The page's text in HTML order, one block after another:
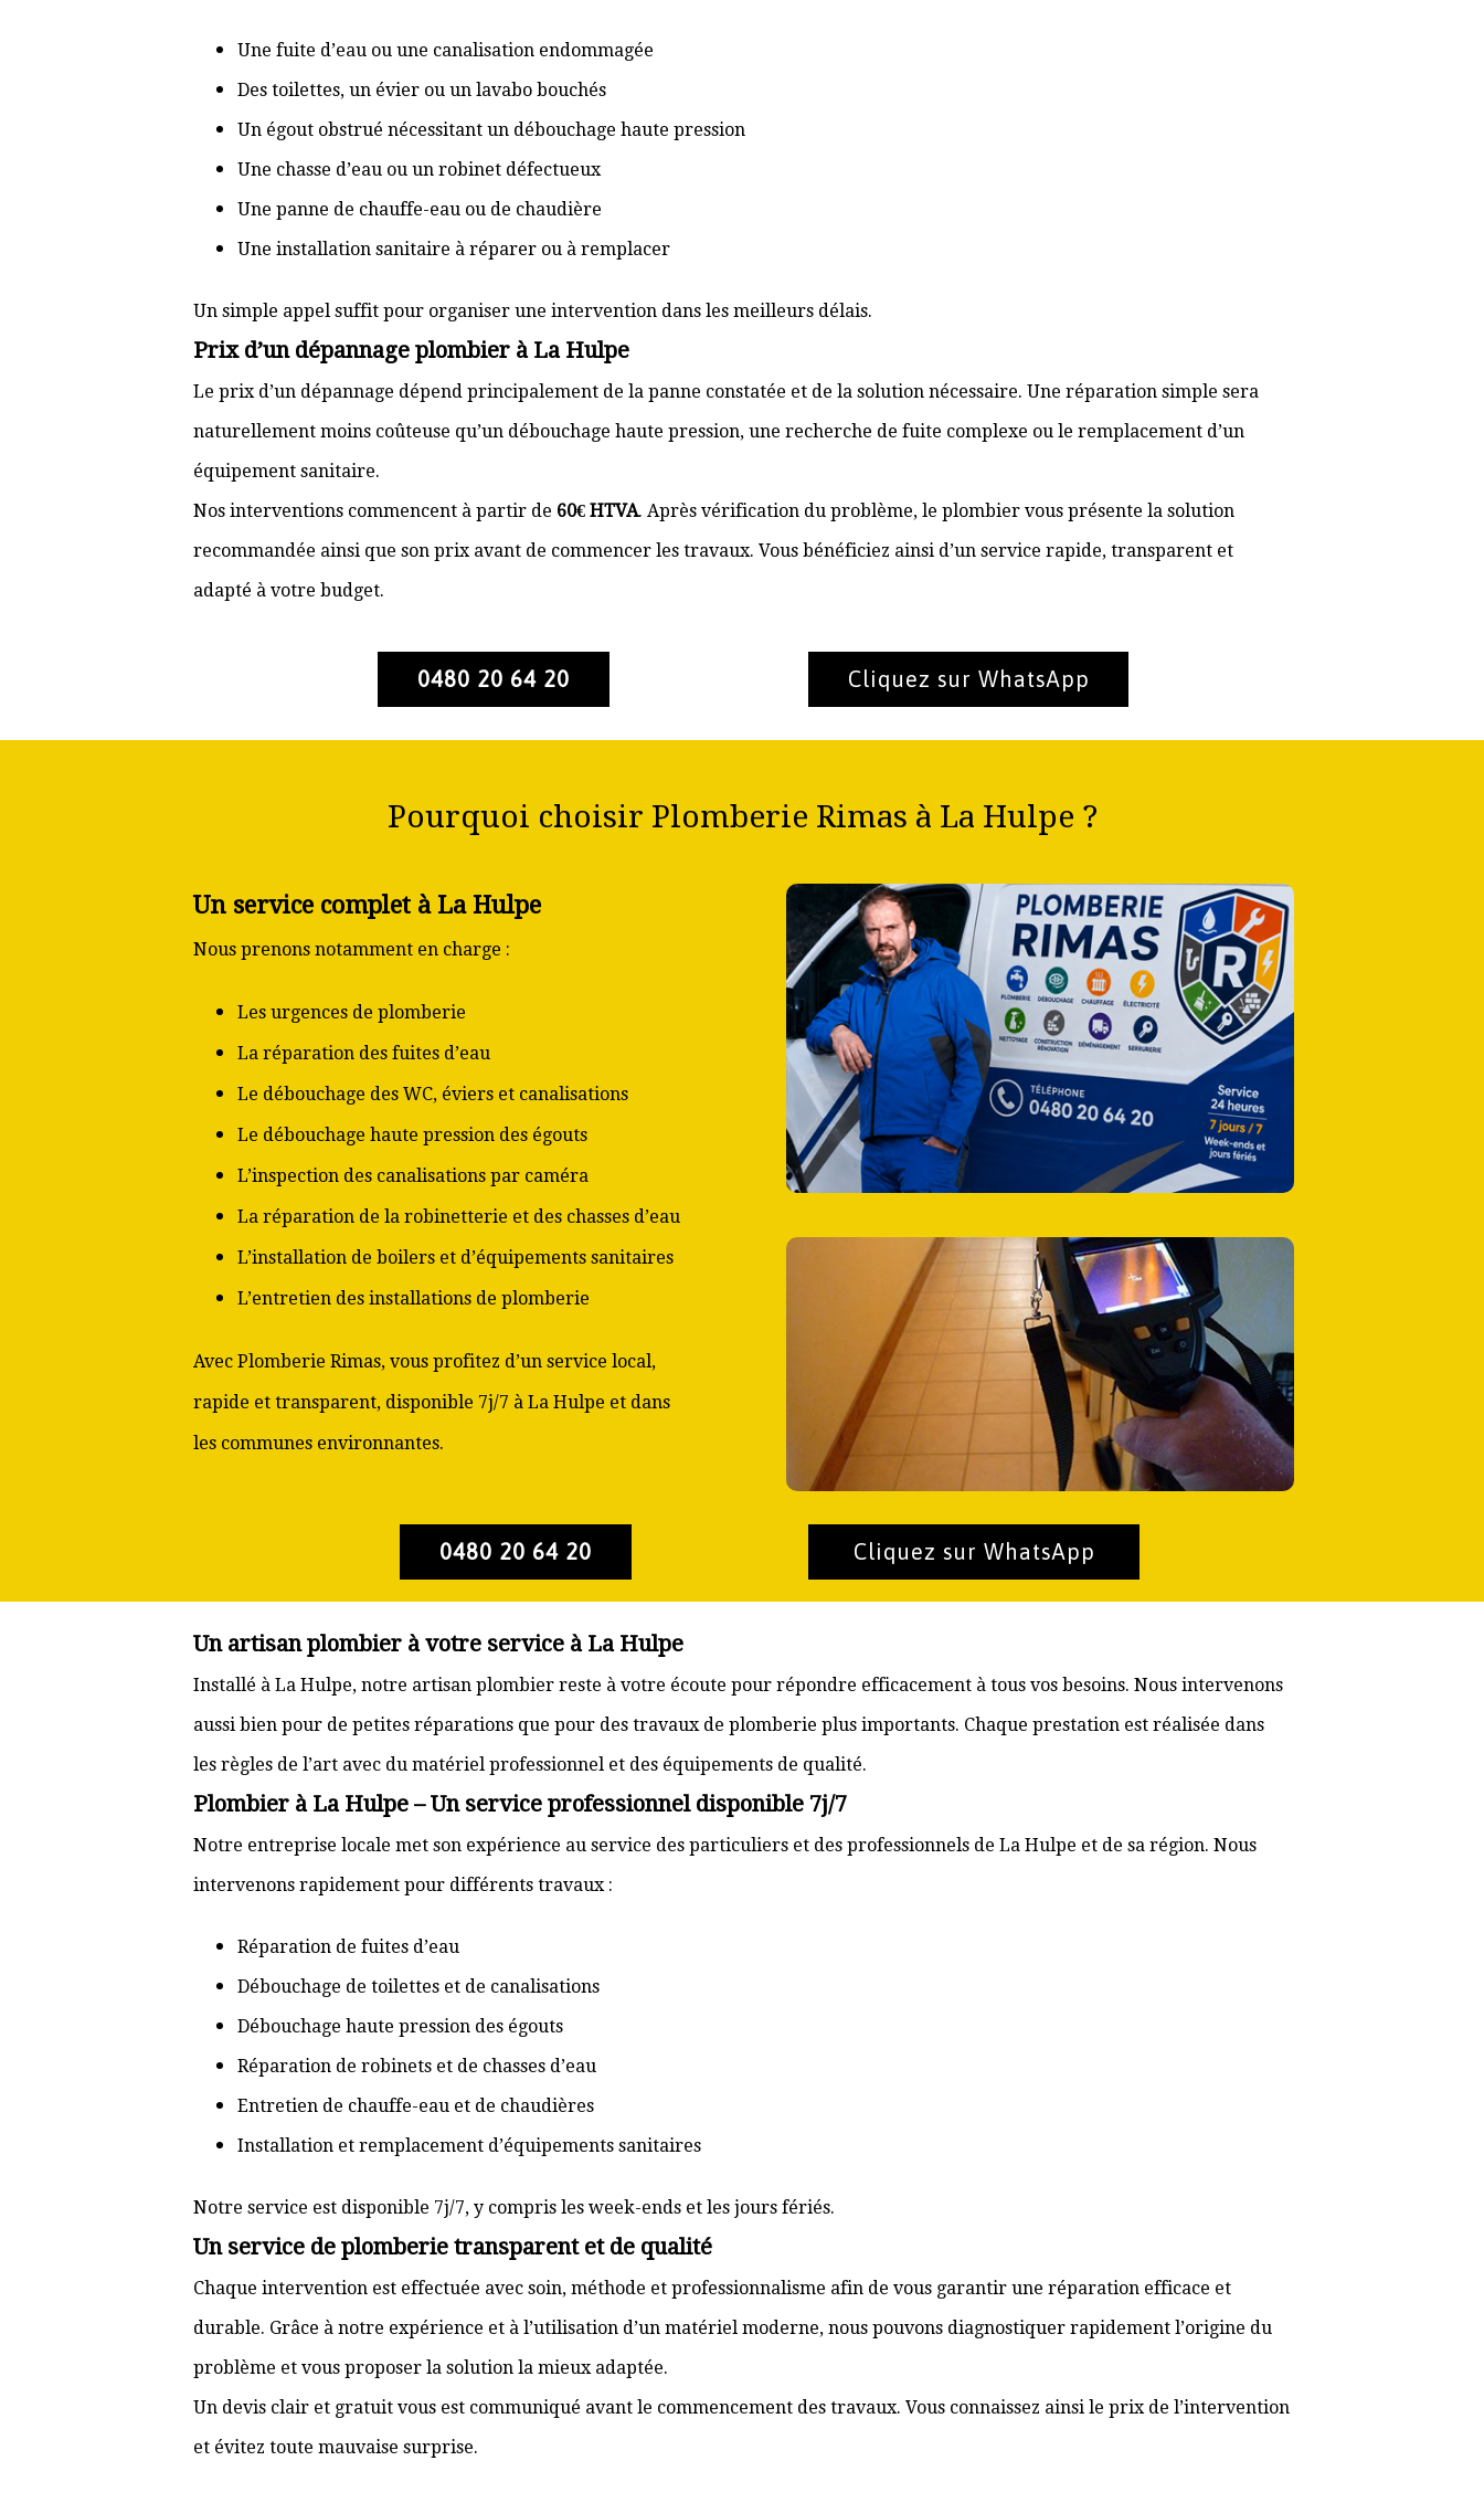
Une fuite d’eau ou une canalisation endommagée
Des toilettes, un évier ou un lavabo bouchés
Un égout obstrué nécessitant un débouchage haute pression
Une chasse d’eau ou un robinet défectueux
Une panne de chauffe-eau ou de chaudière
Une installation sanitaire à réparer ou à remplacer
Un simple appel suffit pour organiser une intervention dans les meilleurs délais.
Prix d’un dépannage plombier à La Hulpe
Le prix d’un dépannage dépend principalement de la panne constatée et de la solution nécessaire. Une réparation simple sera
naturellement moins coûteuse qu’un débouchage haute pression, une recherche de fuite complexe ou le remplacement d’un
équipement sanitaire.
Nos interventions commencent à partir de 60€ HTVA. Après vérification du problème, le plombier vous présente la solution
recommandée ainsi que son prix avant de commencer les travaux. Vous bénéficiez ainsi d’un service rapide, transparent et
adapté à votre budget.
0480 20 64 20 Cliquez sur WhatsApp
Pourquoi choisir Plomberie Rimas à La Hulpe ?
Un service complet à La Hulpe
Nous prenons notamment en charge :
Les urgences de plomberie
La réparation des fuites d’eau
Le débouchage des WC, éviers et canalisations
Le débouchage haute pression des égouts
L’inspection des canalisations par caméra
La réparation de la robinetterie et des chasses d’eau
L’installation de boilers et d’équipements sanitaires
L’entretien des installations de plomberie
Avec Plomberie Rimas, vous profitez d’un service local,
rapide et transparent, disponible 7j/7 à La Hulpe et dans
les communes environnantes.
0480 20 64 20 Cliquez sur WhatsApp
Un artisan plombier à votre service à La Hulpe
Installé à La Hulpe, notre artisan plombier reste à votre écoute pour répondre efficacement à tous vos besoins. Nous intervenons
aussi bien pour de petites réparations que pour des travaux de plomberie plus importants. Chaque prestation est réalisée dans
les règles de l’art avec du matériel professionnel et des équipements de qualité.
Plombier à La Hulpe – Un service professionnel disponible 7j/7
Notre entreprise locale met son expérience au service des particuliers et des professionnels de La Hulpe et de sa région. Nous
intervenons rapidement pour différents travaux :
Réparation de fuites d’eau
Débouchage de toilettes et de canalisations
Débouchage haute pression des égouts
Réparation de robinets et de chasses d’eau
Entretien de chauffe-eau et de chaudières
Installation et remplacement d’équipements sanitaires
Notre service est disponible 7j/7, y compris les week-ends et les jours fériés.
Un service de plomberie transparent et de qualité
Chaque intervention est effectuée avec soin, méthode et professionnalisme afin de vous garantir une réparation efficace et
durable. Grâce à notre expérience et à l’utilisation d’un matériel moderne, nous pouvons diagnostiquer rapidement l’origine du
problème et vous proposer la solution la mieux adaptée.
Un devis clair et gratuit vous est communiqué avant le commencement des travaux. Vous connaissez ainsi le prix de l’intervention
et évitez toute mauvaise surprise.